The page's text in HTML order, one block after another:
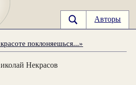
Авторы
поклоняешься...»
Некрасов